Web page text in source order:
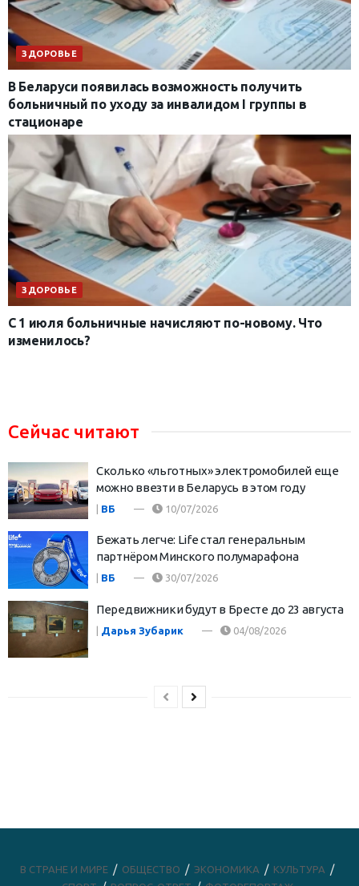
ЗДОРОВЬЕ
В Беларуси появилась возможность получить
больничный по уходу за инвалидом I группы в
стационаре
ЗДОРОВЬЕ
С 1 июля больничные начисляют по-новому. Что
изменилось?
Сейчас читают
Сколько «льготных» электромобилей еще
можно ввезти в Беларусь в этом году
| ВБ 10/07/2026
Бежать легче: Life стал генеральным
партнёром Минского полумарафона
ВБ 30/07/2026
Передвижники будут в Бресте до 23 августа
| Дарья Зубарик 04/08/2026
В СТРАНЕ И МИРЕ ОБЩЕСТВО ЭКОНОМИКА
КУЛЬТУРА